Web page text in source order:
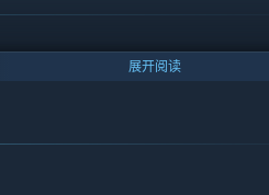
展开阅读